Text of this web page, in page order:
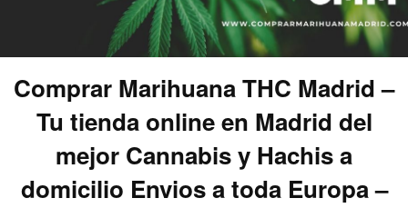
Comprar Marihuana THC Madrid –
Tu tienda online en Madrid del
mejor Cannabis y Hachis a
domicilio Envios a toda Europa –